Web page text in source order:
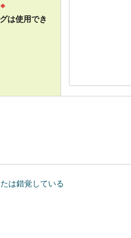
※
は使用でき
は錯覚している